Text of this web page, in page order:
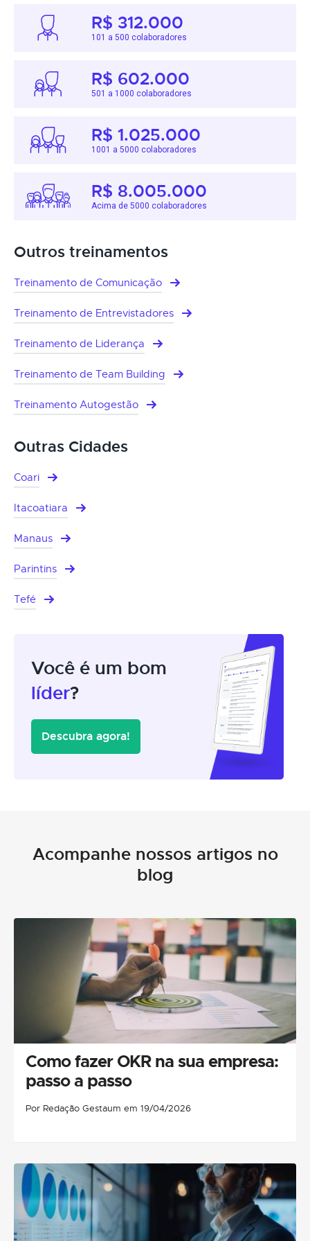
R$ 312.000
101 a 500 colaboradores
R$ 602.000
501 a 1000 colaboradores
R$ 1.025.000
1001 a 5000 colaboradores
R$ 8.005.000
Acima de 5000 colaboradores
Outros treinamentos
Treinamento de Comunicação
Treinamento de Entrevistadores
Treinamento de Liderança
Treinamento de Team Building
Treinamento Autogestão
Outras Cidades
Coari
Itacoatiara
Manaus
Parintins
Tefé
Você é um bom
líder?
Descubra agora!
Acompanhe nossos artigos no
blog
Como fazer OKR na sua empresa:
passo a passo
Por Redação Gestaum em 19/04/2026